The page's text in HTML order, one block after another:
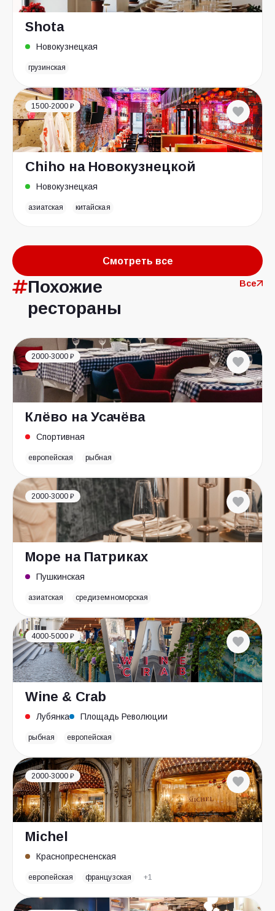
Shota
Новокузнецкая
грузинская
1500-2000 ₽
Chiho на Новокузнецкой
Новокузнецкая
азиатская китайская
Смотреть все
Похожие
рестораны
Все
2000-3000 ₽
Клёво на Усачёва
Спортивная
европейская рыбная
2000-3000 ₽
Море на Патриках
Пушкинская
азиатская средиземноморская
4000-5000 ₽
Wine & Crab
Лубянка Площадь Революции
рыбная европейская
2000-3000 ₽
Michel
Краснопресненская
европейская французская +1